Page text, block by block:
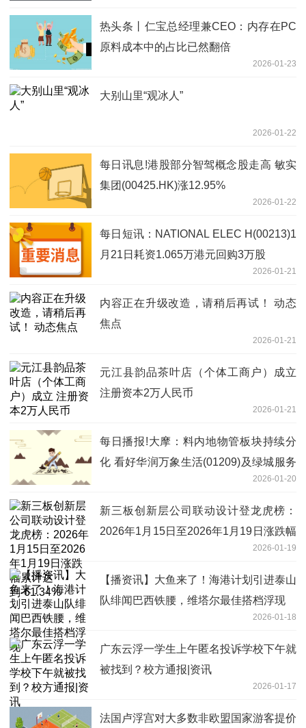
热头条丨仁宝总经理兼CEO：内存在PC
原料成本中的占比已然翻倍
2026-01-23
大别山里“观冰人”
2026-01-22
每日讯息!港股部分智驾概念股走高 敏实
集团(00425.HK)涨12.95%
2026-01-22
每日短讯：NATIONAL ELEC H(00213)1
月21日耗资1.065万港元回购3万股
2026-01-21
内容正在升级改造，请稍后再试！ 动态
焦点
2026-01-21
元江县韵品茶叶店（个体工商户）成立
注册资本2万人民币
2026-01-21
每日播报!大摩：料内地物管板块持续分
化 看好华润万象生活(01209)及绿城服务
2026-01-20
新三板创新层公司联动设计登龙虎榜：
2026年1月15日至2026年1月19日涨跌幅
2026-01-19
【播资讯】大鱼来了！海港计划引进泰山
队绯闻巴西铁腰，维塔尔最佳搭档浮现
2026-01-18
广东云浮一学生上午匿名投诉学校下午就
被找到？校方通报|资讯
2026-01-17
法国卢浮宫对大多数非欧盟国家游客提价